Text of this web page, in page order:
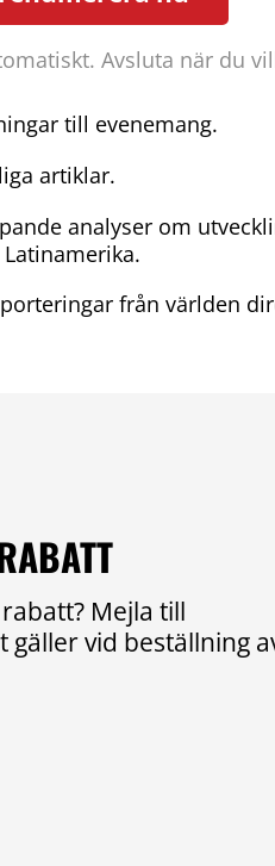
Avsluta när du
till evenemang.
artiklar.
analyser om
från världen
Mejla till
vid beställning